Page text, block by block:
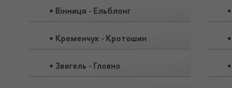
• Вінниця - Ельблонг
• Кременчук - Кротошин
• Звягель - Гловно
•
•
•